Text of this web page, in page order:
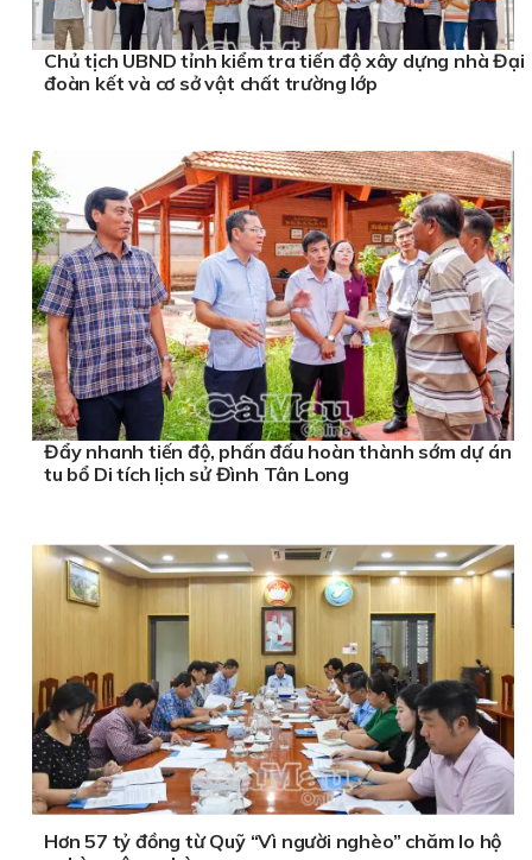
Chủ tịch UBND tỉnh kiểm tra tiến độ xây dựng nhà Đại
đoàn kết và cơ sở vật chất trường lớp
Đẩy nhanh tiến độ, phấn đấu hoàn thành sớm dự án
tu bổ Di tích lịch sử Đình Tân Long
Hơn 57 tỷ đồng từ Quỹ “Vì người nghèo” chăm lo hộ